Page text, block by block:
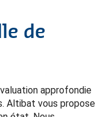
de
approfondie
Altibat vous propose